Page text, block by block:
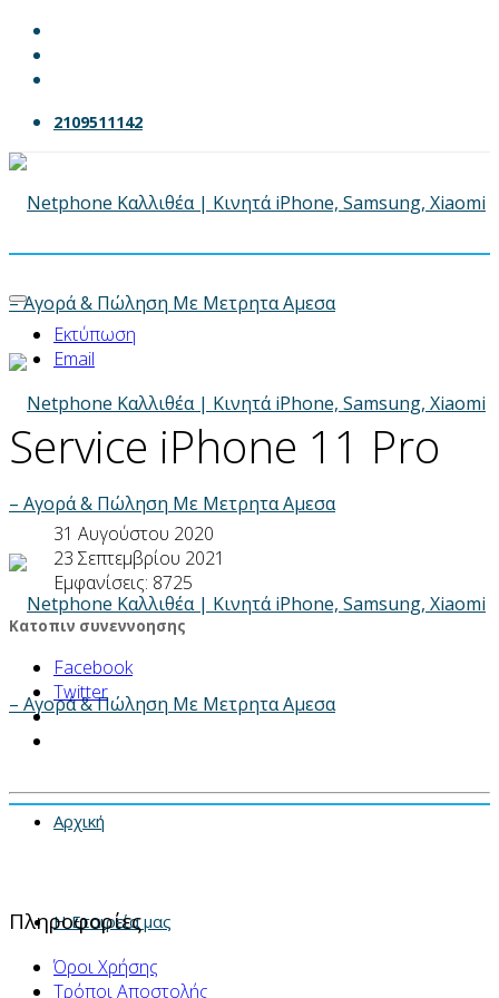
2109511142
Αρχική
Η Εταιρεία μας
Εκτύπωση
Email
Service iPhone 11 Pro
31 Αυγούστου 2020
23 Σεπτεμβρίου 2021
Εμφανίσεις: 8725
Κατοπιν συνεννοησης
Facebook
Twitter
Πληροφορίες
Όροι Χρήσης
Τρόποι Αποστολής